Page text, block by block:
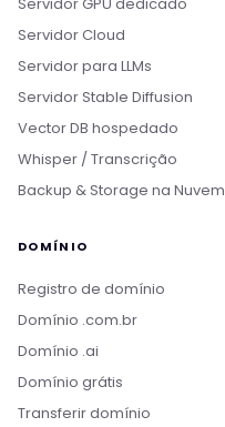
Servidor GPU dedicado
Servidor Cloud
Servidor para LLMs
Servidor Stable Diffusion
Vector DB hospedado
Whisper / Transcrição
Backup & Storage na Nuvem
DOMÍNIO
Registro de domínio
Domínio .com.br
Domínio .ai
Domínio grátis
Transferir domínio